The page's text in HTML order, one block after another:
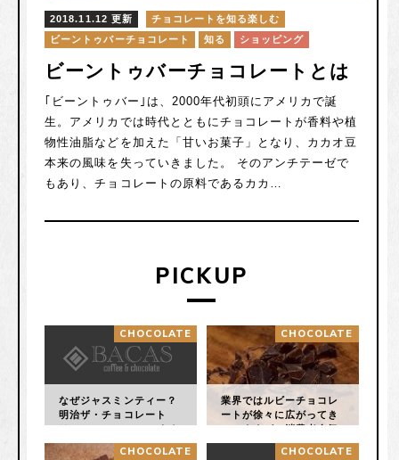
2018.11.12 更新
チョコレートを知る楽しむ
ビーントゥバーチョコレート
知る ショッピング
ビーントゥバーチョコレートとは
｢ビーントゥバー｣は、2000年代初頭にアメリカで誕
生。アメリカでは時代とともにチョコレートが香料や植
物性油脂などを加えた「甘いお菓子」となり、カカオ豆
本来の風味を失っていきました。
そのアンチテーゼで
もあり、チョコレートの原料であるカカ…
PICKUP
なぜジャスミンティー？
明治ザ・チョコレート
は、BEAN to BAR をさ
らに深化させた、FARM
to BAR チョコレートと
CHOCOLATE
業界ではルビーチョコレ
ートが徐々に広がってき
ていますが、消費者人気
はどうなんでしょうか？
CHOCOLATE
CHOCOLATE CHOCOLATE